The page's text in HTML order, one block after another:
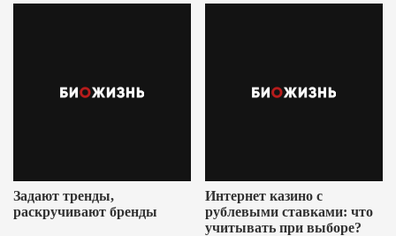
Задают тренды,
раскручивают бренды
Интернет казино с
рублевыми ставками: что
учитывать при выборе?